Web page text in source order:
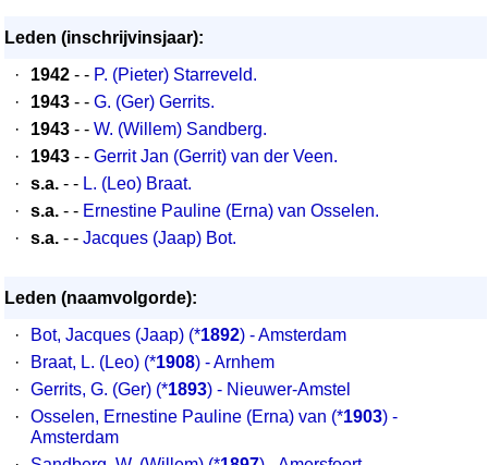
Leden (inschrijvinsjaar):
·
1942 - - P. (Pieter) Starreveld.
·
1943 - - G. (Ger) Gerrits.
·
1943 - - W. (Willem) Sandberg.
·
1943 - - Gerrit Jan (Gerrit) van der Veen.
·
s.a. - - L. (Leo) Braat.
·
s.a. - - Ernestine Pauline (Erna) van Osselen.
·
s.a. - - Jacques (Jaap) Bot.
Leden (naamvolgorde):
·
Bot, Jacques (Jaap) (*1892) - Amsterdam
·
Braat, L. (Leo) (*1908) - Arnhem
·
Gerrits, G. (Ger) (*1893) - Nieuwer-Amstel
·
Osselen, Ernestine Pauline (Erna) van (*1903) -
Amsterdam